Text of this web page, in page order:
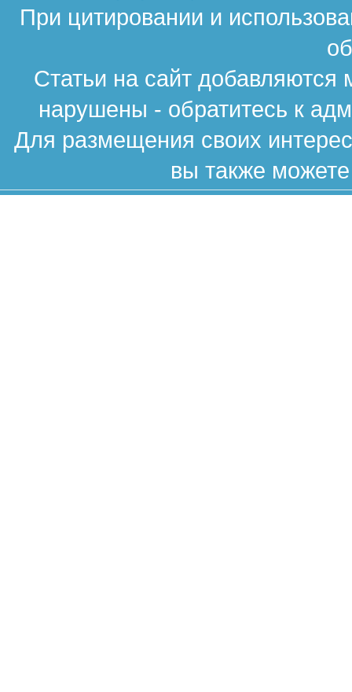
При цитировании и
Статьи на сайт
нарушены - обратитесь к
Для размещения своих
вы также